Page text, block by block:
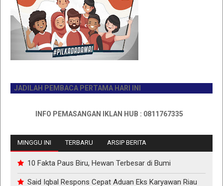
JADILAH PEMBACA PERTAMA HARI INI
INFO PEMASANGAN IKLAN HUB : 0811767335
MINGGU INI TERBARU ARSIP BERITA
10 Fakta Paus Biru, Hewan Terbesar di Bumi
Said Iqbal Respons Cepat Aduan Eks Karyawan Riau